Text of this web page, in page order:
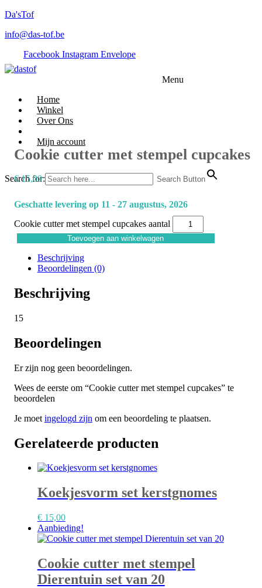
Da'sTof
info@das-tof.be
Facebook Instagram Envelope
Menu
Home
Winkel
Over Ons
Mijn account
Search for: Search Button
Cookie cutter met stempel cupcakes
€15,00
Geschatte levering op 11 - 27 augustus, 2026
Cookie cutter met stempel cupcakes aantal
Toevoegen aan winkelwagen
Beschrijving
Beoordelingen (0)
Beschrijving
15
Beoordelingen
Er zijn nog geen beoordelingen.
Wees de eerste om “Cookie cutter met stempel cupcakes” te
beoordelen
Je moet ingelogd zijn om een beoordeling te plaatsen.
Gerelateerde producten
Koekjesvorm set kerstgnomes
€15,00
Aanbieding!
Cookie cutter met stempel
Dierentuin set van 20